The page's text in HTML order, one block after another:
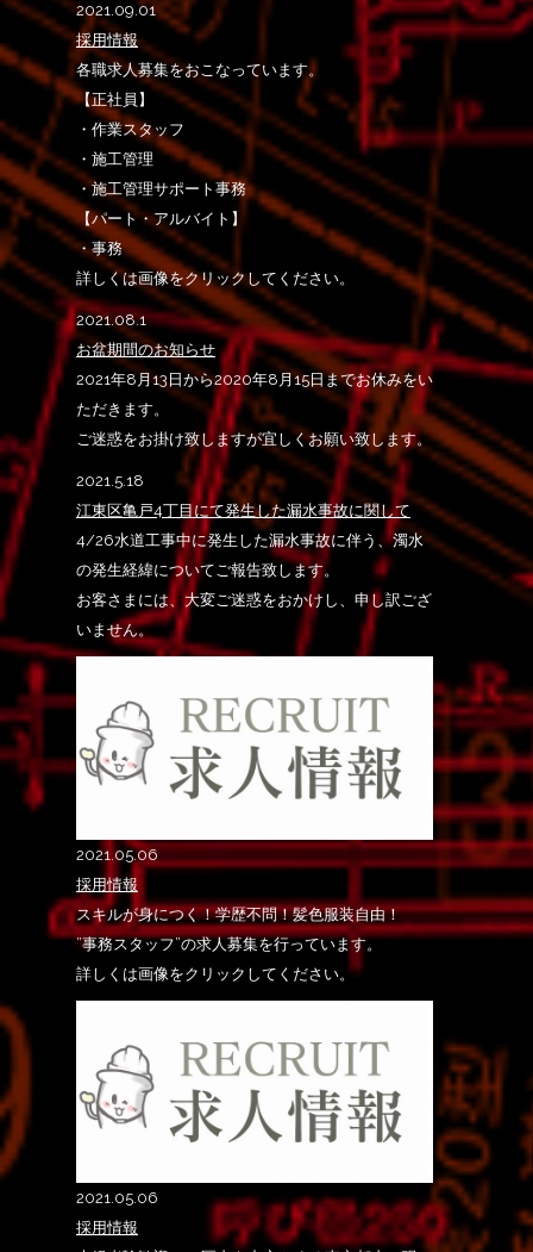
2021.09.01
採用情報
各職求人募集をおこなっています。
【正社員】
・作業スタッフ
・施工管理
・施工管理サポート事務
【パート・アルバイト】
・事務
詳しくは画像をクリックしてください。
2021.08.1
お盆期間のお知らせ
2021年8月13日から2020年8月15日までお休みをい
ただきます。
ご迷惑をお掛け致しますが宜しくお願い致します。
2021.5.18
江東区亀戸4丁目にて発生した漏水事故に関して
4/26水道工事中に発生した漏水事故に伴う、濁水
の発生経緯についてご報告致します。
お客さまには、大変ご迷惑をおかけし、申し訳ござ
いません。
2021.05.06
採用情報
スキルが身につく！学歴不問！髪色服装自由！
”事務スタッフ”の求人募集を行っています。
詳しくは画像をクリックしてください。
2021.05.06
採用情報